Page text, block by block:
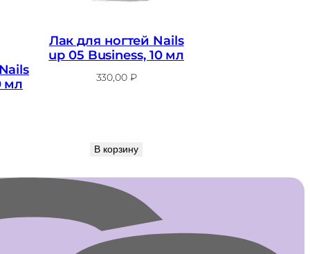
мл
Лак для ногтей Nails
up 05 Business, 10 мл
330,00 ₽
В корзину